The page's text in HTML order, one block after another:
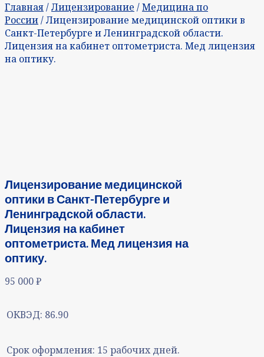
Главная/Лицензирование /Медицина по
России/ Лицензирование медицинской оптики в
Санкт-Петербурге и Ленинградской области.
Лицензия на кабинет оптометриста. Мед лицензия
на оптику.
Лицензирование медицинской
оптики в Санкт-Петербурге и
Ленинградской области.
Лицензия на кабинет
оптометриста. Мед лицензия на
оптику.
95 000₽
ОКВЭД: 86.90
Срок оформления: 15 рабочих дней.